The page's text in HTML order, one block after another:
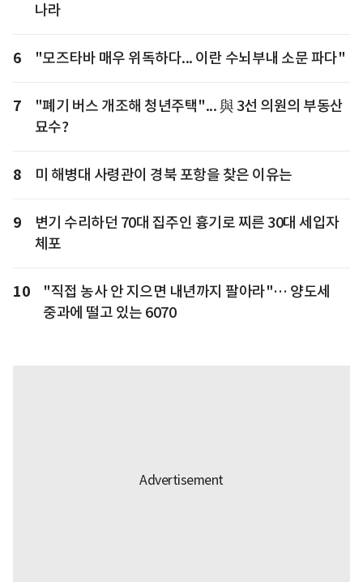
나라
6 "모즈타바 매우 위독하다... 이란 수뇌부내 소문 파다"
7
"폐기 버스 개조해 청년주택"... 與 3선 의원의 부동산
묘수?
8 미 해병대 사령관이 경북 포항을 찾은 이유는
9
변기 수리하던 70대 집주인 흉기로 찌른 30대 세입자
체포
10
"직접 농사 안 지으면 내년까지 팔아라"… 양도세
중과에 떨고 있는 6070